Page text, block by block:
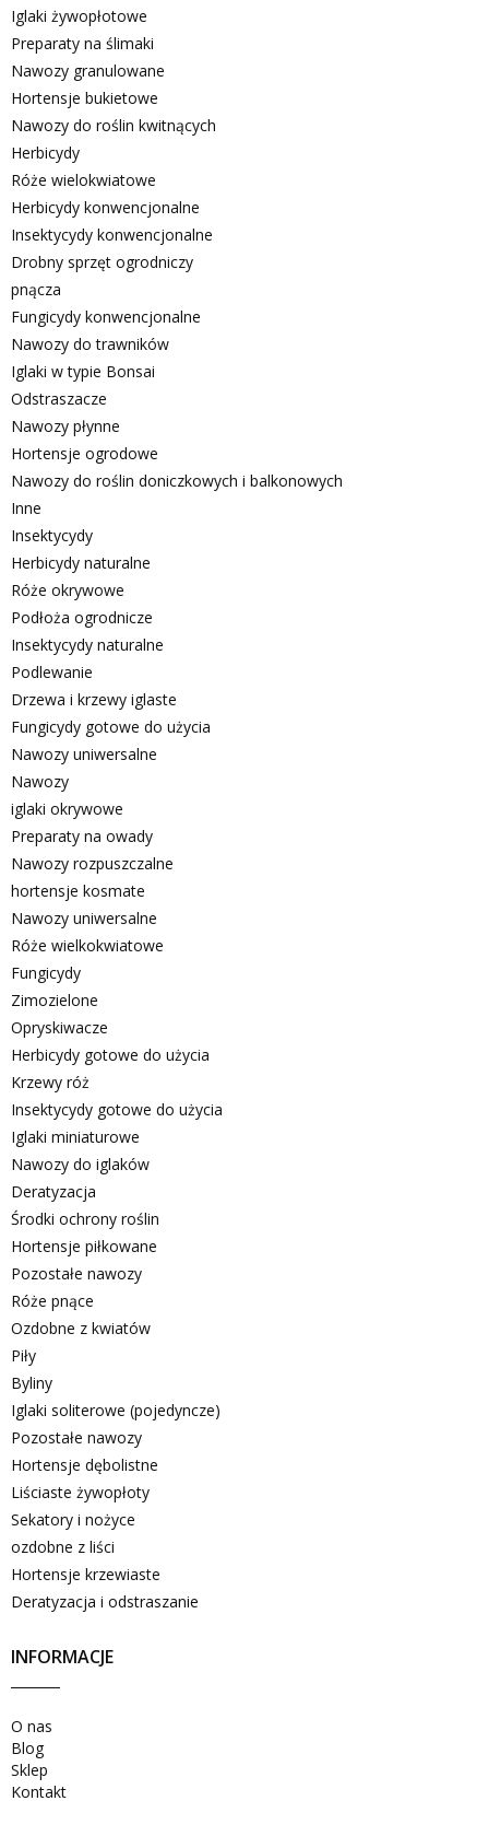
Iglaki żywopłotowe
Preparaty na ślimaki
Nawozy granulowane
Hortensje bukietowe
Nawozy do roślin kwitnących
Herbicydy
Róże wielokwiatowe
Herbicydy konwencjonalne
Insektycydy konwencjonalne
Drobny sprzęt ogrodniczy
pnącza
Fungicydy konwencjonalne
Nawozy do trawników
Iglaki w typie Bonsai
Odstraszacze
Nawozy płynne
Hortensje ogrodowe
Nawozy do roślin doniczkowych i balkonowych
Inne
Insektycydy
Herbicydy naturalne
Róże okrywowe
Podłoża ogrodnicze
Insektycydy naturalne
Podlewanie
Drzewa i krzewy iglaste
Fungicydy gotowe do użycia
Nawozy uniwersalne
Nawozy
iglaki okrywowe
Preparaty na owady
Nawozy rozpuszczalne
hortensje kosmate
Nawozy uniwersalne
Róże wielkokwiatowe
Fungicydy
Zimozielone
Opryskiwacze
Herbicydy gotowe do użycia
Krzewy róż
Insektycydy gotowe do użycia
Iglaki miniaturowe
Nawozy do iglaków
Deratyzacja
Środki ochrony roślin
Hortensje piłkowane
Pozostałe nawozy
Róże pnące
Ozdobne z kwiatów
Piły
Byliny
Iglaki soliterowe (pojedyncze)
Pozostałe nawozy
Hortensje dębolistne
Liściaste żywopłoty
Sekatory i nożyce
ozdobne z liści
Hortensje krzewiaste
Deratyzacja i odstraszanie
INFORMACJE
O nas
Blog
Sklep
Kontakt